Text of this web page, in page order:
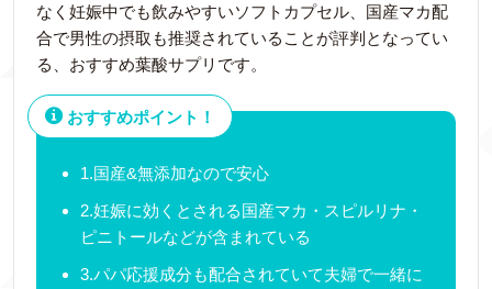
なく妊娠中でも飲みやすいソフトカプセル、国産マカ配
合で男性の摂取も推奨されていることが評判となってい
る、おすすめ葉酸サプリです。
おすすめポイント！
1.国産&無添加なので安心
2.妊娠に効くとされる国産マカ・スピルリナ・
ピニトールなどが含まれている
3.パパ応援成分も配合されていて夫婦で一緒に